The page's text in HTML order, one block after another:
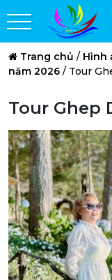
Trang chủ / Hình
năm 2026 / Tour
Tour Ghep